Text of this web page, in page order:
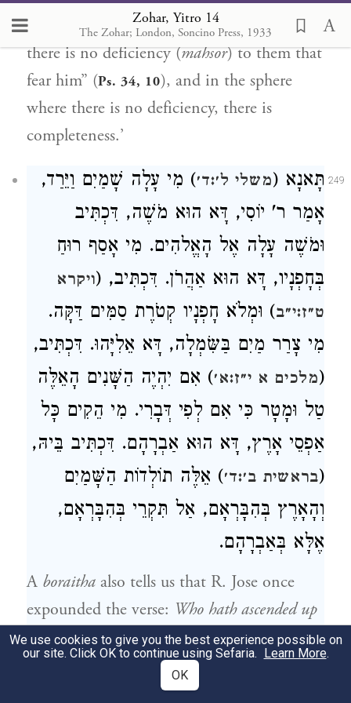
Zohar, Yitro 14
The Zohar; London, Soncino Press, 1933
written “O fear the Lord, ye his saints, for
there is no deficiency (mahsor) to them that
fear him” (Ps. 34, 10), and in the sphere
where there is no deficiency, there is
completeness.’
249 תָּאנָא (משלי ל׳:ד׳) מִי עָלָה שָׁמַיִם וַיֵּרַד,
אָמַר ר' יוֹסִי, דָּא הוּא מֹשֶׁה, דִּכְתִּיב
וּמֹשֶׁה עָלָה אֶל הָאֱלהִים. מִי אָסַף רוּחַ
בְּחָפְנָיו, דָּא הוּא אַהֲרֹן. דִּכְתִּיב, (ויקרא
ט״ז:י״ב) וּמְלֹא חָפְנָיו קְטֹרֶת סַמִּים דַּקָּה.
מִי צָרַר מַיִם בַּשִּׂמְלָה, דָּא אֵלִיָּהוּ. דִּכְתִּיב,
(מלכים א י״ז:א׳) אִם יִהְיֶה הַשָּׁנִים הָאֵלֶּה
טַל וּמָטָר כִּי אִם לְפִי דְּבָרִי. מִי הֵקִים כָּל
אַפְסֵי אָרֶץ, דָּא הוּא אַבְרָהָם. דִּכְתִּיב בֵּיהּ,
(בראשית ב׳:ד׳) אֵלֶּה תוֹלְדוֹת הַשָּׁמַיִם
וְהָאָרֶץ בְּהִבָּרְאָם, אַל תִּקְרֵי בְּהִבָּרְאָם,
אֶלָּא בְּאַבְרָהָם.
A boraitha also tells us that R. Jose once
expounded the verse: Who hath ascended up
into heaven, or descended? Who hath gathered
the wind in his fists? Who hath bound the
waters in a garment? Who hath established all
We use cookies to give you the best experience possible on
our site. Click OK to continue using Sefaria. Learn More.
OK